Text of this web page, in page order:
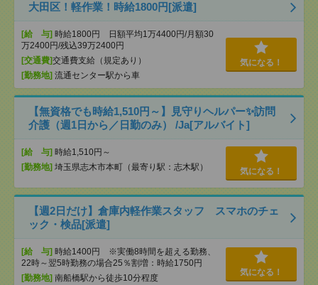
大田区！軽作業！時給1800円[派遣]
[給 与] 時給1800円 日額平均1万4400円/月額30
万2400円/残込39万2400円
[交通費]交通費支給（規定あり）
[勤務地] 流通センター駅から車
気になる！
【無資格でも時給1,510円～】見守りヘルパー✨訪問
介護（週1日から／日勤のみ） /Ja[アルバイト]
[給 与] 時給1,510円～
[勤務地] 埼玉県志木市本町（最寄り駅：志木駅） 気になる！
【週2日だけ】倉庫内軽作業スタッフ スマホのチェ
ック・検品[派遣]
[給 与] 時給1400円 ※実働8時間を超える勤務、
22時～翌5時勤務の場合25％割増：時給1750円
[勤務地] 南船橋駅から徒歩10分程度
気になる！